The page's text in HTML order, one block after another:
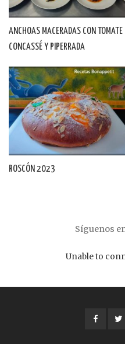
ANCHOAS MACERADAS CON TOMATE
CONCASSÉ Y PIPERRADA
ROSCÓN 2023
Síguenos
Unable to